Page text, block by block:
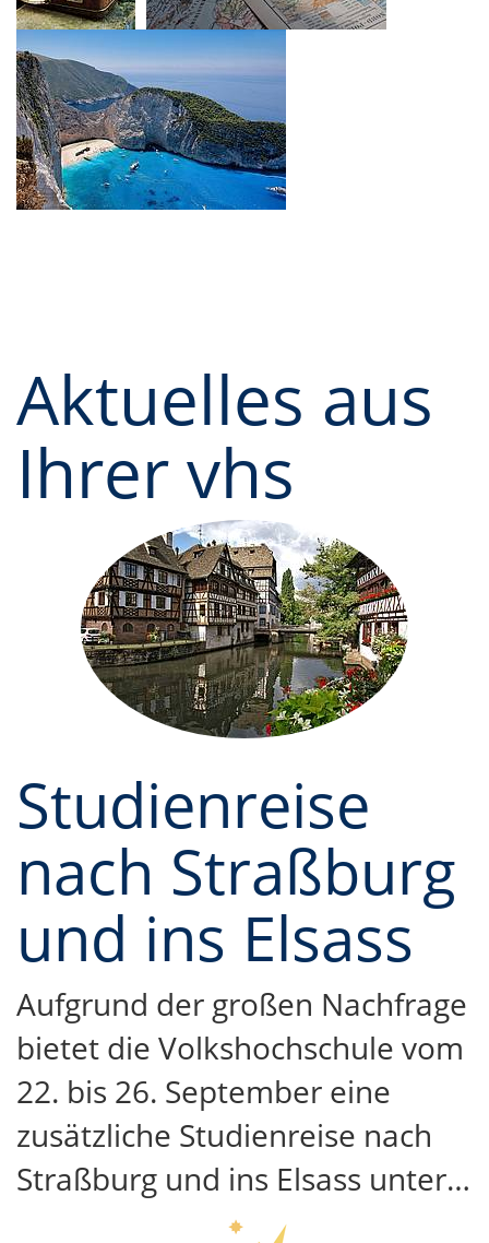
Aktuelles aus
Ihrer vhs
Studienreise
nach Straßburg
und ins Elsass
Aufgrund der großen Nachfrage
bietet die Volkshochschule vom
22. bis 26. September eine
zusätzliche Studienreise nach
Straßburg und ins Elsass unter…